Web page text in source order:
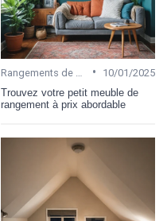
•
10/01/2025
Trouvez votre petit meuble de
rangement à prix abordable